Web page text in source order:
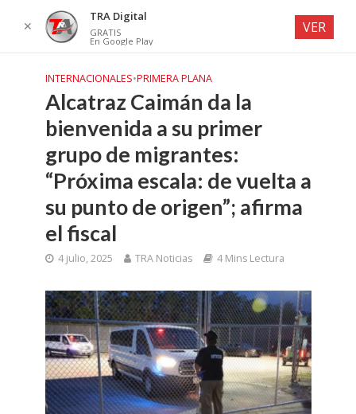
INTERNACIONALES•PRIMERA PLANA
Alcatraz Caimán da la
bienvenida a su primer
grupo de migrantes:
“Próxima escala: de vuelta a
su punto de origen”; afirma
el fiscal
4 julio, 2025 TRA Noticias 4 Mins Lectura
✕
TRA Digital
GRATIS
En Google Play
VER